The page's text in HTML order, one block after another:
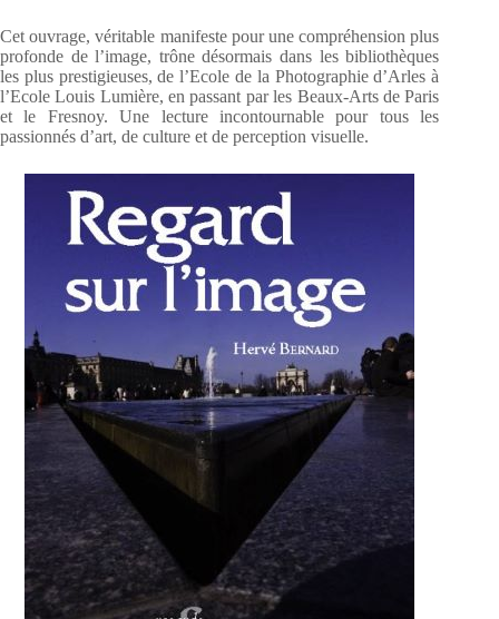
Cet ouvrage, véritable manifeste pour une compréhension plus
profonde de l’image, trône désormais dans les bibliothèques
les plus prestigieuses, de l’Ecole de la Photographie d’Arles à
l’Ecole Louis Lumière, en passant par les Beaux-Arts de Paris
et le Fresnoy. Une lecture incontournable pour tous les
passionnés d’art, de culture et de perception visuelle.